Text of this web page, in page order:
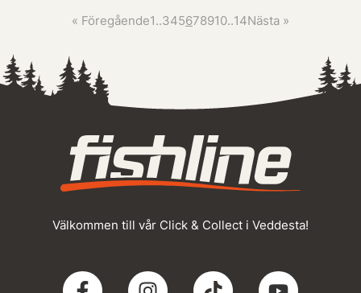
« Föregående1..345678910..14Nästa »
Välkommen till vår Click & Collect i Veddesta!